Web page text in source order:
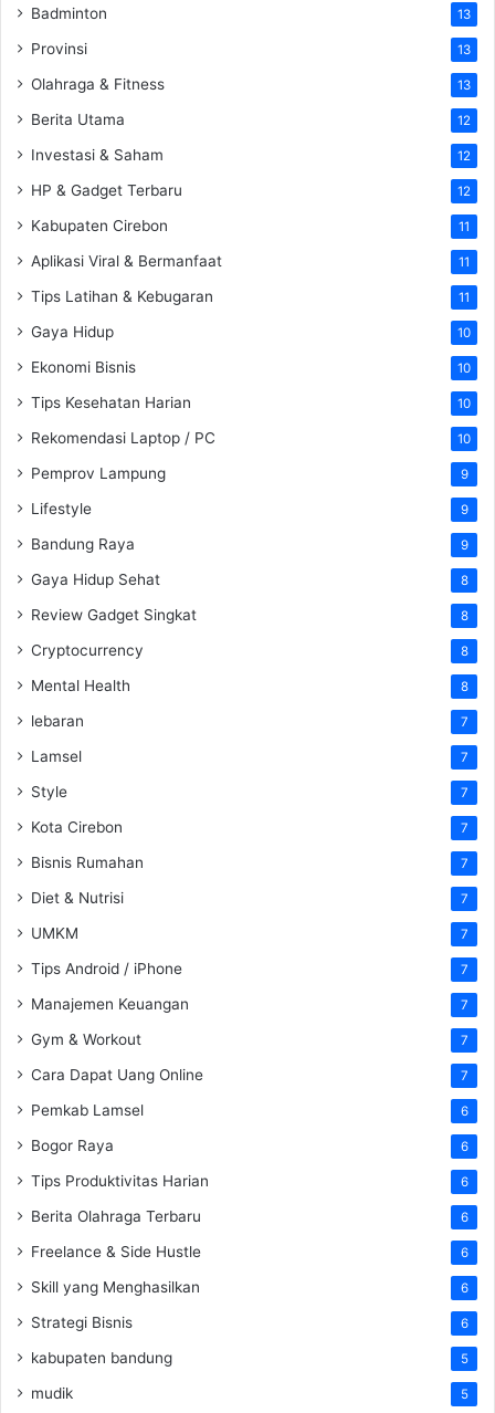
Badminton 13
Provinsi 13
Olahraga & Fitness 13
Berita Utama 12
Investasi & Saham 12
HP & Gadget Terbaru 12
Kabupaten Cirebon 11
Aplikasi Viral & Bermanfaat 11
Tips Latihan & Kebugaran 11
Gaya Hidup 10
Ekonomi Bisnis 10
Tips Kesehatan Harian 10
Rekomendasi Laptop / PC 10
Pemprov Lampung 9
Lifestyle 9
Bandung Raya 9
Gaya Hidup Sehat 8
Review Gadget Singkat 8
Cryptocurrency 8
Mental Health 8
lebaran 7
Lamsel 7
Style 7
Kota Cirebon 7
Bisnis Rumahan 7
Diet & Nutrisi 7
UMKM 7
Tips Android / iPhone 7
Manajemen Keuangan 7
Gym & Workout 7
Cara Dapat Uang Online 7
Pemkab Lamsel 6
Bogor Raya 6
Tips Produktivitas Harian 6
Berita Olahraga Terbaru 6
Freelance & Side Hustle 6
Skill yang Menghasilkan 6
Strategi Bisnis 6
kabupaten bandung 5
mudik 5